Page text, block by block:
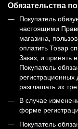
Обязательства
Покупатель
настоящими
магазина,
оплатить Товар
Заказ, и принять
Покупатель
разглашать их
В случае
форме
Покупатель